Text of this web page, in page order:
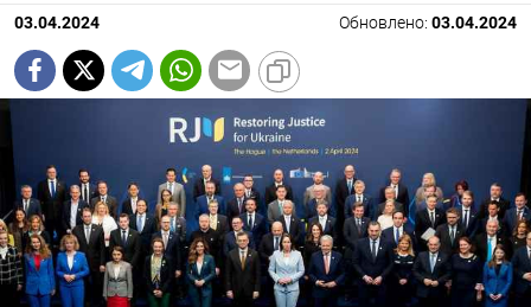
03.04.2024 Обновлено: 03.04.2024